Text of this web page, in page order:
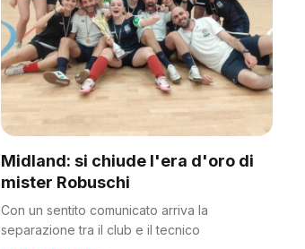
Midland: si chiude l'era d'oro di
mister Robuschi
Con un sentito comunicato arriva la
separazione tra il club e il tecnico